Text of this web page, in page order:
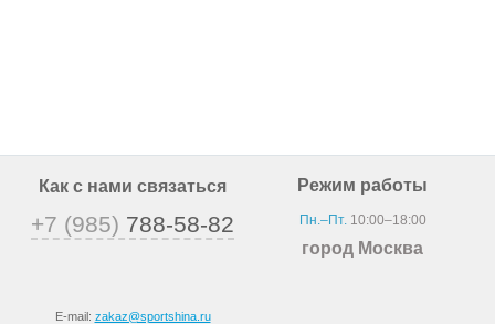
Как с нами связаться
+7 (985) 788-58-82
E-mail: zakaz@sportshina.ru
Режим работы
Пн.–Пт.10:00–18:00
город Москва